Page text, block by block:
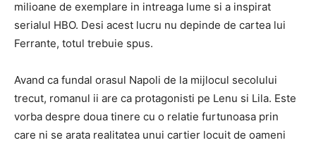
milioane de exemplare in intreaga lume si a inspirat
serialul HBO. Desi acest lucru nu depinde de cartea lui
Ferrante, totul trebuie spus.
Avand ca fundal orasul Napoli de la mijlocul secolului
trecut, romanul ii are ca protagonisti pe Lenu si Lila. Este
vorba despre doua tinere cu o relatie furtunoasa prin
care ni se arata realitatea unui cartier locuit de oameni